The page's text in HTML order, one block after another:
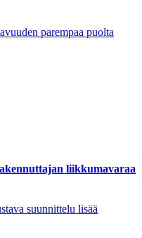
parempaa puolta
liikkumavaraa
suunnittelu lisää